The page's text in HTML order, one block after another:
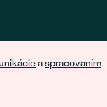
aspracovaním